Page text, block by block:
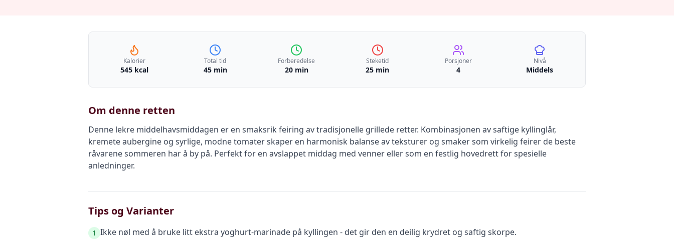
Kalorier
545 kcal
Total tid
45 min
Forberedelse
20 min
Steketid
25 min
Porsjoner
4
Nivå
Middels
Om denne retten
Denne lekre middelhavsmiddagen er en smaksrik feiring av tradisjonelle grillede retter. Kombinasjonen av saftige kyllinglår,
kremete aubergine og syrlige, modne tomater skaper en harmonisk balanse av teksturer og smaker som virkelig feirer de beste
råvarene sommeren har å by på. Perfekt for en avslappet middag med venner eller som en festlig hovedrett for spesielle
anledninger.
Tips og Varianter
1 Ikke nøl med å bruke litt ekstra yoghurt-marinade på kyllingen - det gir den en deilig krydret og saftig skorpe.